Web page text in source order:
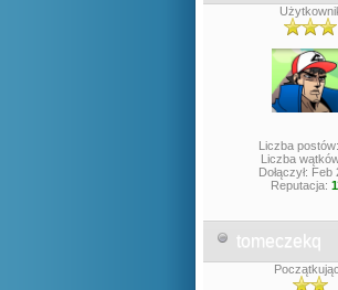
Liczba
Liczba
Dołączył: Feb
Reputacja:
tomeczekq